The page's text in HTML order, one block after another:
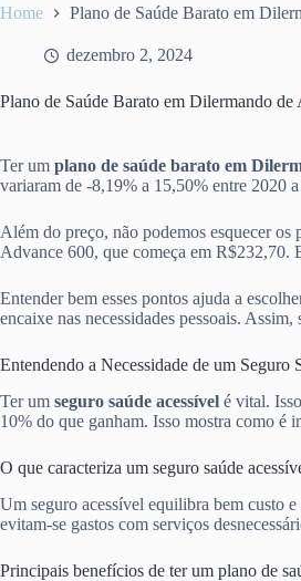
Home Plano de Saúde Barato em
dezembro 2, 2024
Plano de Saúde Barato em Dilermando de
Ter um plano de saúde barato em
variaram de -8,19% a 15,50% entre 2020
Além do preço, não podemos esquecer
Advance 600, que começa em R$232,70.
Entender bem esses pontos ajuda a
encaixe nas necessidades pessoais.
Entendendo a Necessidade de um Seguro
Ter um seguro saúde acessível é vital.
10% do que ganham. Isso mostra como é
O que caracteriza um seguro saúde
Um seguro acessível equilibra bem custo
evitam-se gastos com serviços
Principais benefícios de ter um plano de